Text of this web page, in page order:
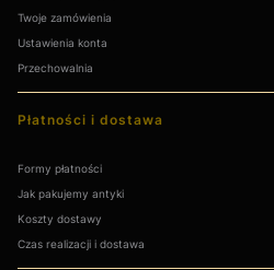
Twoje zamówienia
Ustawienia konta
Przechowalnia
Płatności i dostawa
Formy płatności
Jak pakujemy antyki
Koszty dostawy
Czas realizacji i dostawa